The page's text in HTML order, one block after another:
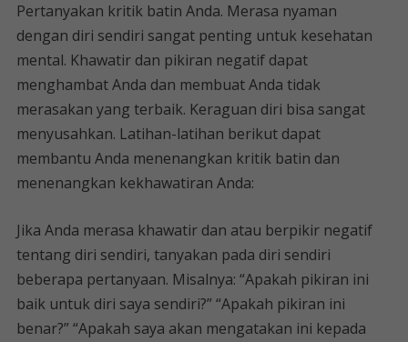
Pertanyakan kritik batin Anda. Merasa nyaman
dengan diri sendiri sangat penting untuk kesehatan
mental. Khawatir dan pikiran negatif dapat
menghambat Anda dan membuat Anda tidak
merasakan yang terbaik. Keraguan diri bisa sangat
menyusahkan. Latihan-latihan berikut dapat
membantu Anda menenangkan kritik batin dan
menenangkan kekhawatiran Anda:
Jika Anda merasa khawatir dan atau berpikir negatif
tentang diri sendiri, tanyakan pada diri sendiri
beberapa pertanyaan. Misalnya: “Apakah pikiran ini
baik untuk diri saya sendiri?” “Apakah pikiran ini
benar?” “Apakah saya akan mengatakan ini kepada